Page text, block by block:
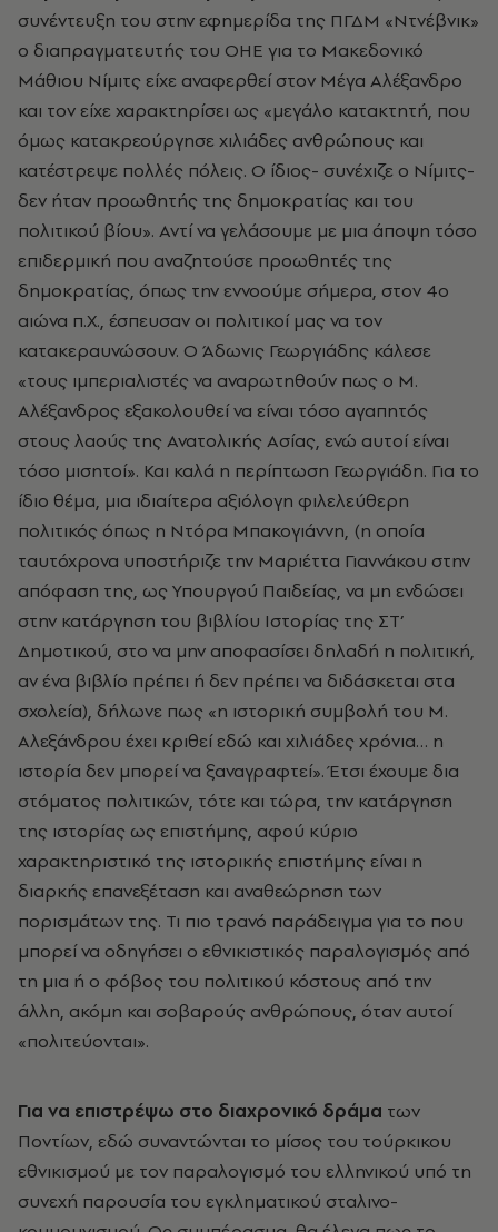
συνέντευξη του στην εφημερίδα της ΠΓΔΜ «Ντνέβνικ»
ο διαπραγματευτής του ΟΗΕ για το Μακεδονικό
Μάθιου Νίμιτς είχε αναφερθεί στον Μέγα Αλέξανδρο
και τον είχε χαρακτηρίσει ως «μεγάλο κατακτητή, που
όμως κατακρεούργησε χιλιάδες ανθρώπους και
κατέστρεψε πολλές πόλεις. Ο ίδιος- συνέχιζε ο Νίμιτς-
δεν ήταν προωθητής της δημοκρατίας και του
πολιτικού βίου». Αντί να γελάσουμε με μια άποψη τόσο
επιδερμική που αναζητούσε προωθητές της
δημοκρατίας, όπως την εννοούμε σήμερα, στον 4ο
αιώνα π.Χ., έσπευσαν οι πολιτικοί μας να τον
κατακεραυνώσουν. Ο Άδωνις Γεωργιάδης κάλεσε
«τους ιμπεριαλιστές να αναρωτηθούν πως ο Μ.
Αλέξανδρος εξακολουθεί να είναι τόσο αγαπητός
στους λαούς της Ανατολικής Ασίας, ενώ αυτοί είναι
τόσο μισητοί». Και καλά η περίπτωση Γεωργιάδη. Για το
ίδιο θέμα, μια ιδιαίτερα αξιόλογη φιλελεύθερη
πολιτικός όπως η Ντόρα Μπακογιάννη, (η οποία
ταυτόχρονα υποστήριζε την Μαριέττα Γιαννάκου στην
απόφαση της, ως Υπουργού Παιδείας, να μη ενδώσει
στην κατάργηση του βιβλίου Ιστορίας της ΣΤ’
Δημοτικού, στο να μην αποφασίσει δηλαδή η πολιτική,
αν ένα βιβλίο πρέπει ή δεν πρέπει να διδάσκεται στα
σχολεία), δήλωνε πως «η ιστορική συμβολή του Μ.
Αλεξάνδρου έχει κριθεί εδώ και χιλιάδες χρόνια… η
ιστορία δεν μπορεί να ξαναγραφτεί». Έτσι έχουμε δια
στόματος πολιτικών, τότε και τώρα, την κατάργηση
της ιστορίας ως επιστήμης, αφού κύριο
χαρακτηριστικό της ιστορικής επιστήμης είναι η
διαρκής επανεξέταση και αναθεώρηση των
πορισμάτων της. Τι πιο τρανό παράδειγμα για το που
μπορεί να οδηγήσει ο εθνικιστικός παραλογισμός από
τη μια ή ο φόβος του πολιτικού κόστους από την
άλλη, ακόμη και σοβαρούς ανθρώπους, όταν αυτοί
«πολιτεύονται».
Για να επιστρέψω στο διαχρονικό δράμα των
Ποντίων, εδώ συναντώνται το μίσος του τούρκικου
εθνικισμού με τον παραλογισμό του ελληνικού υπό τη
συνεχή παρουσία του εγκληματικού σταλινο-